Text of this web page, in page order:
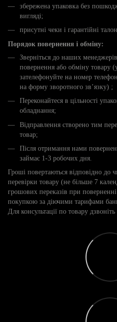
збережена упаковка без
вигляді;
присутні чеки і гарантійні
Порядок повернення і обміну:
Зверніться до наших
повернення або обміну товару
зателефонуйте на номер
на форму зворотного зв’язку) ;
Переконайтеся в цільності
обладнання;
Відправлення створено тим
товар;
Після отримання нами
займає 1-3 робочих дня.
Гроші повертаються відповідно до
перевірки товару (не більше 7
грошових переказів при
покупкою за діючими тарифами
Для консультації по товару